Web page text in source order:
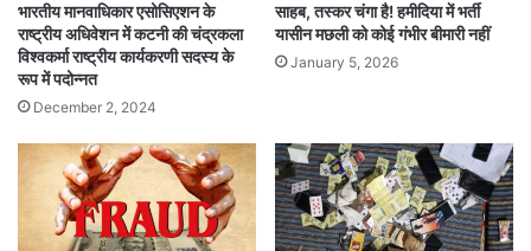
भारतीय मानवाधिकार एसोसिएशन के
राष्ट्रीय अधिवेशन में कटनी की चंद्रकला
विश्वकर्मा राष्ट्रीय कार्यकरणी सदस्य के
रूप में पदोन्नत
December 2, 2024
​साहब, तस्कर चंगा है! हमीदिया में भर्ती
यासीन मछली को कोई गंभीर बीमारी नहीं
January 5, 2026